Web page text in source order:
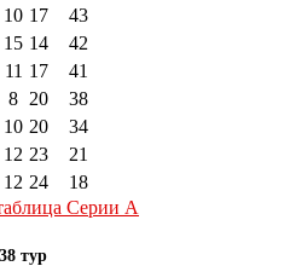
10 17
43
15 14
42
11 17
41
8 20
38
10 20
34
12 23
21
12 24
18
Серии А
тур